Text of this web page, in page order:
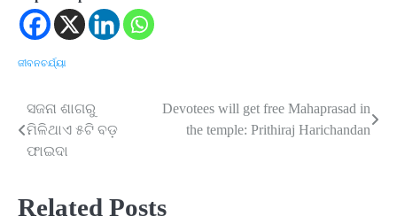
ଜୀବନଚର୍ଯ୍ୟା
Post
navigation
ସଜନା ଶାଗରୁ
ମିଳିଥାଏ ୫ଟି ବଡ଼
ଫାଇଦା
Devotees will get free Mahaprasad in
the temple: Prithiraj Harichandan
Related Posts